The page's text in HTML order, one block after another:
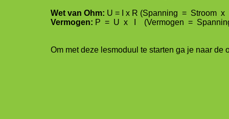
Wet van Ohm: U = I x R (Spanning = Stroom x
Vermogen: P = U x I (Vermogen =
Om met deze lesmoduul te starten ga je naar